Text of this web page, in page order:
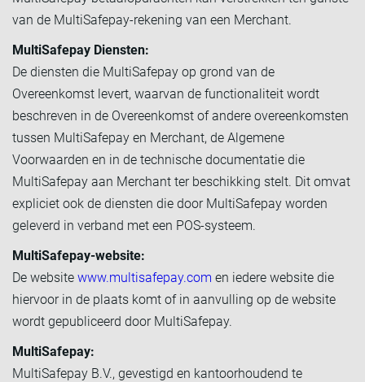
van de MultiSafepay-rekening van een Merchant.
MultiSafepay Diensten:
De diensten die MultiSafepay op grond van de
Overeenkomst levert, waarvan de functionaliteit wordt
beschreven in de Overeenkomst of andere overeenkomsten
tussen MultiSafepay en Merchant, de Algemene
Voorwaarden en in de technische documentatie die
MultiSafepay aan Merchant ter beschikking stelt. Dit omvat
expliciet ook de diensten die door MultiSafepay worden
geleverd in verband met een POS-systeem.
MultiSafepay-website:
De website www.multisafepay.com en iedere website die
hiervoor in de plaats komt of in aanvulling op de website
wordt gepubliceerd door MultiSafepay.
MultiSafepay:
MultiSafepay B.V., gevestigd en kantoorhoudend te